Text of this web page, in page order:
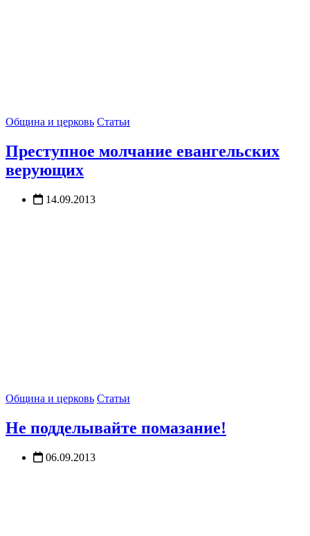
Община и церковь Статьи
Преступное молчание евангельских
верующих
14.09.2013
Община и церковь Статьи
Не подделывайте помазание!
06.09.2013